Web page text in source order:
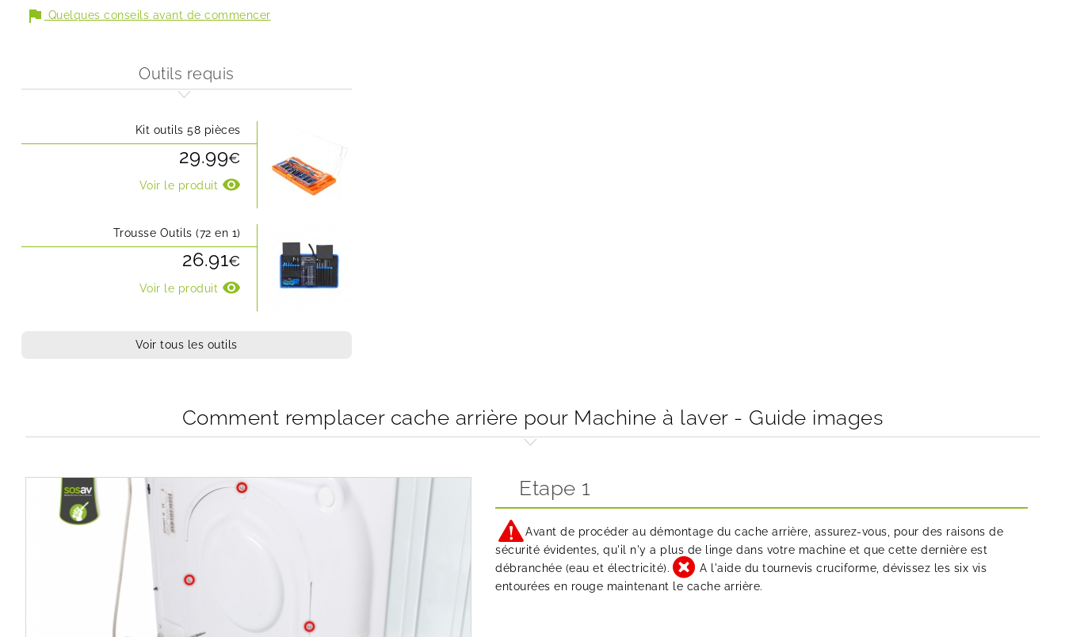
flag Quelques conseils avant de commencer
Outils requis
Kit outils 58 pièces
29.99€
Voir le produit visibility
Trousse Outils (72 en 1)
26.91€
Voir le produit visibility
Voir tous les outils
Comment remplacer cache arrière pour Machine à laver - Guide images
Etape 1
Avant de procéder au démontage du cache arrière, assurez-vous, pour des raisons de
sécurité évidentes, qu'il n'y a plus de linge dans votre machine et que cette dernière est
débranchée (eau et électricité).
A l'aide du tournevis cruciforme, dévissez les six vis
entourées en rouge maintenant le cache arrière.